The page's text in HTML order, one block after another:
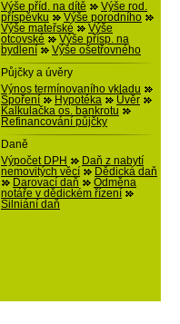
Výše příd. na dítě
Výše rod.
příspěvku
Výše porodního
Výše mateřské
Výše
otcovské
Výše přísp. na
bydlení
Výše ošetřovného
Půjčky a úvěry
Výnos termínovaního vkladu
Spoření
Hypotéka
Úvěr
Kalkulačka os. bankrotu
Refinancování půjčky
Daně
Výpočet DPH
Daň z nabytí
nemovitých věcí
Dědická daň
Darovací daň
Odměna
notáře v dědickém řízení
Silniání daň